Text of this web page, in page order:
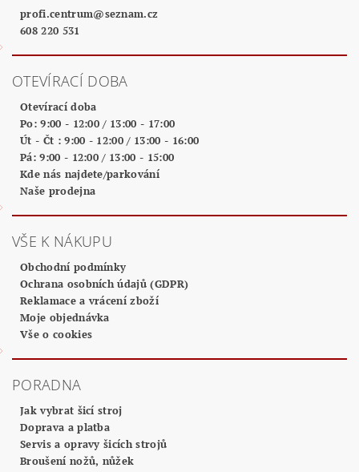
profi.centrum@seznam.cz
608 220 531
OTEVÍRACÍ DOBA
Otevírací doba
Po: 9:00 - 12:00 / 13:00 - 17:00
Út - Čt : 9:00 - 12:00 / 13:00 - 16:00
Pá: 9:00 - 12:00 / 13:00 - 15:00
Kde nás najdete/parkování
Naše prodejna
VŠE K NÁKUPU
Obchodní podmínky
Ochrana osobních údajů (GDPR)
Reklamace a vrácení zboží
Moje objednávka
Vše o cookies
PORADNA
Jak vybrat šicí stroj
Doprava a platba
Servis a opravy šicích strojů
Broušení nožů, nůžek